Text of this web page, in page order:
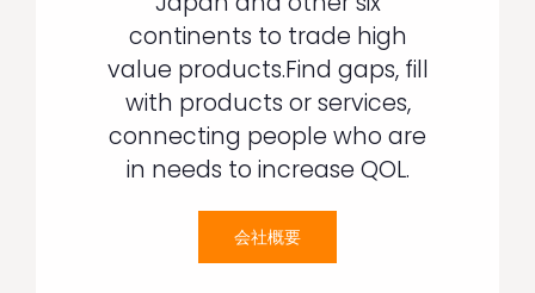
continents to trade high
value products.Find gaps, fill
with products or services,
connecting people who are
in needs to increase QOL.
会社概要